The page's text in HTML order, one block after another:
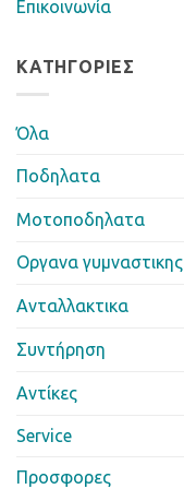
Επικοινωνία
ΚΑΤΗΓΟΡΊΕΣ
Όλα
Ποδηλατα
Μοτοποδηλατα
Οργανα γυμναστικης
Ανταλλακτικα
Συντήρηση
Αντίκες
Service
Προσφορες